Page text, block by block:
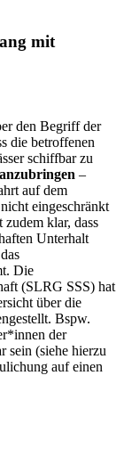
mit
den Begriff der
die betroffenen
schiffbar zu
–
auf dem
eingeschränkt
zudem klar, dass
Unterhalt
Die
(SLRG SSS) hat
über die
Bspw.
der
sein (siehe hierzu
auf einen